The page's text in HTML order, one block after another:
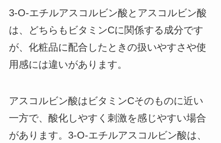
3-O-エチルアスコルビン酸とアスコルビン酸
は、どちらもビタミンCに関係する成分です
が、化粧品に配合したときの扱いやすさや使
用感には違いがあります。
アスコルビン酸はビタミンCそのものに近い
一方で、酸化しやすく刺激を感じやすい場合
があります。3-O-エチルアスコルビン酸は、